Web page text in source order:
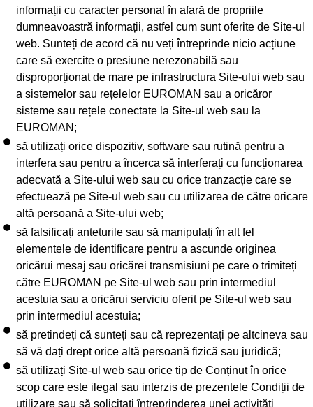
informații cu caracter personal în afară de propriile
dumneavoastră informații, astfel cum sunt oferite de Site-ul
web. Sunteți de acord că nu veți întreprinde nicio acțiune
care să exercite o presiune nerezonabilă sau
disproporționat de mare pe infrastructura Site-ului web sau
a sistemelor sau rețelelor EUROMAN sau a oricăror
sisteme sau rețele conectate la Site-ul web sau la
EUROMAN;
să utilizați orice dispozitiv, software sau rutină pentru a
interfera sau pentru a încerca să interferați cu funcționarea
adecvată a Site-ului web sau cu orice tranzacție care se
efectuează pe Site-ul web sau cu utilizarea de către oricare
altă persoană a Site-ului web;
să falsificați anteturile sau să manipulați în alt fel
elementele de identificare pentru a ascunde originea
oricărui mesaj sau oricărei transmisiuni pe care o trimiteți
către EUROMAN pe Site-ul web sau prin intermediul
acestuia sau a oricărui serviciu oferit pe Site-ul web sau
prin intermediul acestuia;
să pretindeți că sunteți sau că reprezentați pe altcineva sau
să vă dați drept orice altă persoană fizică sau juridică;
să utilizați Site-ul web sau orice tip de Conținut în orice
scop care este ilegal sau interzis de prezentele Condiții de
utilizare sau să solicitați întreprinderea unei activități